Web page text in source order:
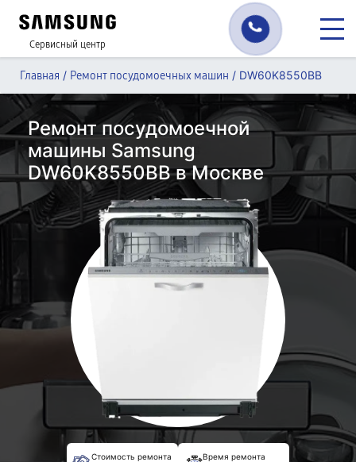
Сервисный центр
Главная / Ремонт посудомоечных машин / DW60K8550BB
Ремонт посудомоечной
машины Samsung
DW60K8550BB в Москве
Стоимость ремонта Время ремонта